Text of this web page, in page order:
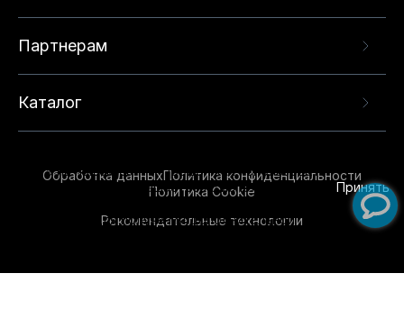
Партнерам
Каталог
Обработка данныхПолитика конфиденциальности
Политика Cookie
Рекомендательные технологии
опыта на нашем сайте. Продолжая использовать
данный сайт, вы соглашаетесь с использованием
технологий. Для получения дополнительной
Принять